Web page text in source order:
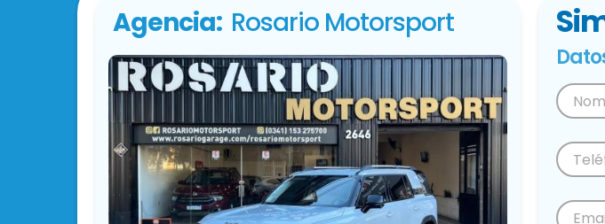
Agencia: Rosario Motorsport